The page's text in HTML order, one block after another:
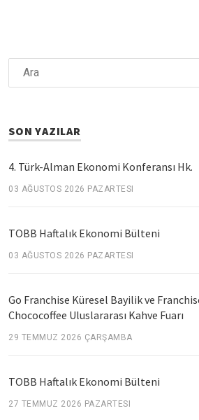
SON YAZILAR
4. Türk-Alman Ekonomi Konferansı Hk.
03 AĞUSTOS 2026 PAZARTESI
TOBB Haftalık Ekonomi Bülteni
03 AĞUSTOS 2026 PAZARTESI
Go Franchise Küresel Bayilik ve
Chococoffee Uluslararası Kahve Fuarı
29 TEMMUZ 2026 ÇARŞAMBA
TOBB Haftalık Ekonomi Bülteni
27 TEMMUZ 2026 PAZARTESI